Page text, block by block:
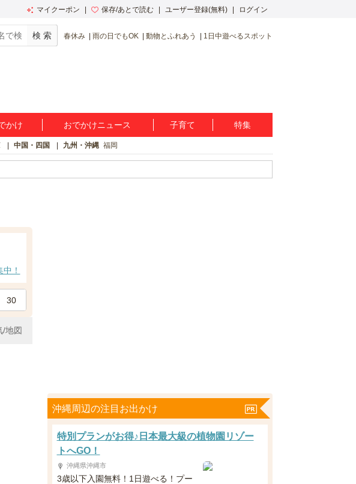
マイクーポン 保存/あとで読む ユーザー登録(無料) ログイン
春休み 雨の日でもOK 動物とふれあう 1日中遊べるスポット
かけ おでかけニュース 子育て 特集
中国・四国 九州・沖縄 福岡
！
30
/地図
沖縄周辺の注目お出かけ
特別プランがお得♪日本最大級の植物園リゾー
トへGO！
沖縄県沖縄市
3歳以下入園無料！1日遊べる！プー